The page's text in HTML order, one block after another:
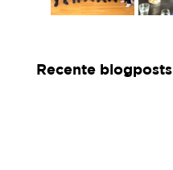
Recente blogposts